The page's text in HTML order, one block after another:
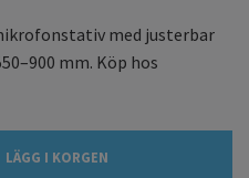
med justerbar
mm. Köp hos
LÄGG I KORGEN